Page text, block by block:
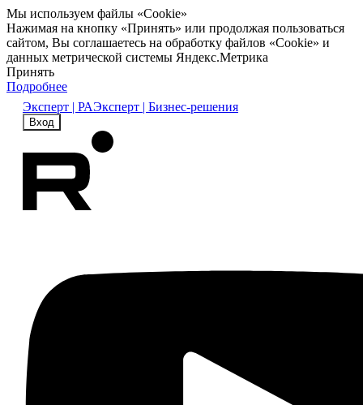
Мы используем файлы «Cookie»
Нажимая на кнопку «Принять» или продолжая пользоваться
сайтом, Вы соглашаетесь на обработку файлов «Cookie» и
данных метрической системы Яндекс.Метрика
Принять
Подробнее
Эксперт | РАЭксперт | Бизнес-решения
Вход